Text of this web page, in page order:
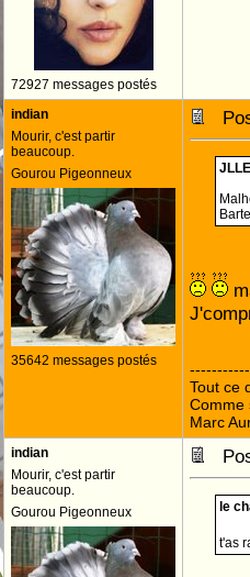
72927 messages postés
indian
Mourir, c'est partir
beaucoup.
Gourou Pigeonneux
35642 messages postés
Tout ce
Comme
Marc
indian
Mourir, c'est partir
beaucoup.
Gourou Pigeonneux
le
t'as